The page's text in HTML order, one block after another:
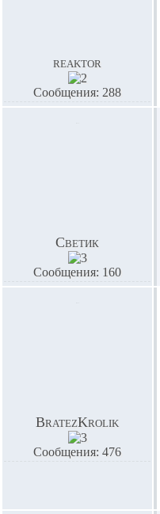
reaktor
Сообщения: 288
Светик
Сообщения: 160
BratezKrolik
Сообщения: 476